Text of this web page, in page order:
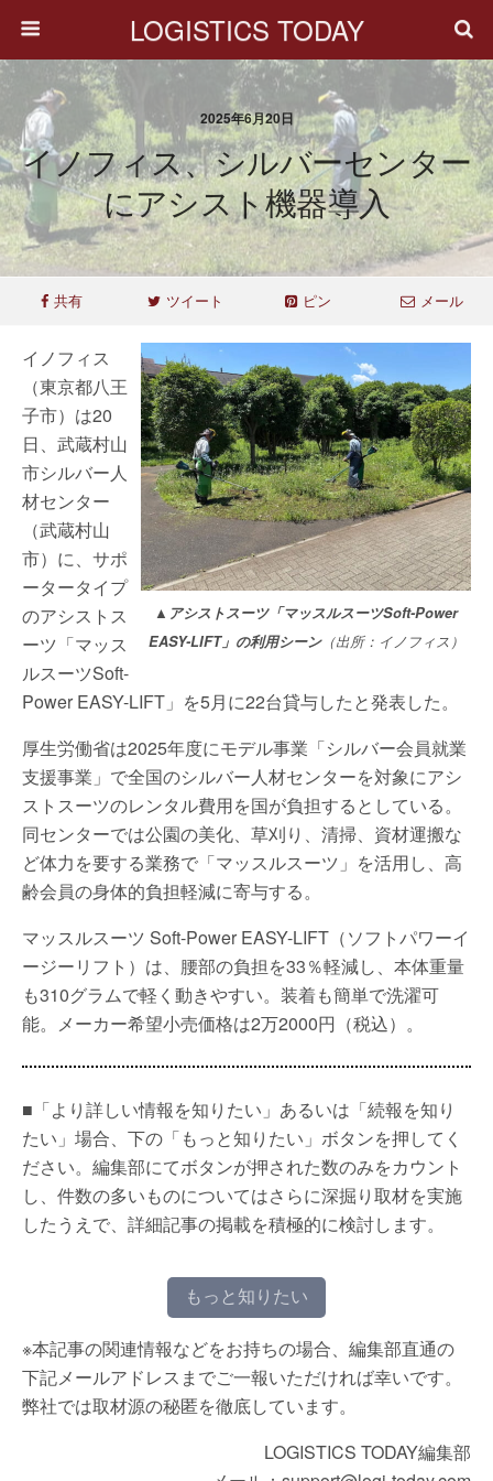
LOGISTICS TODAY
2025年6月20日
イノフィス、シルバーセンター
にアシスト機器導入
共有 ツイート ピン メール
▲アシストスーツ「マッスルスーツSoft-Power
EASY-LIFT」の利用シーン（出所：イノフィス）
イノフィス
（東京都八王
子市）は20
日、武蔵村山
市シルバー人
材センター
（武蔵村山
市）に、サポ
ータータイプ
のアシストス
ーツ「マッス
ルスーツSoft-
Power EASY-LIFT」を5月に22台貸与したと発表した。
厚生労働省は2025年度にモデル事業「シルバー会員就業
支援事業」で全国のシルバー人材センターを対象にアシ
ストスーツのレンタル費用を国が負担するとしている。
同センターでは公園の美化、草刈り、清掃、資材運搬な
ど体力を要する業務で「マッスルスーツ」を活用し、高
齢会員の身体的負担軽減に寄与する。
マッスルスーツ Soft-Power EASY-LIFT（ソフトパワーイ
ージーリフト）は、腰部の負担を33％軽減し、本体重量
も310グラムで軽く動きやすい。装着も簡単で洗濯可
能。メーカー希望小売価格は2万2000円（税込）。
■「より詳しい情報を知りたい」あるいは「続報を知り
たい」場合、下の「もっと知りたい」ボタンを押してく
ださい。編集部にてボタンが押された数のみをカウント
し、件数の多いものについてはさらに深掘り取材を実施
したうえで、詳細記事の掲載を積極的に検討します。
もっと知りたい
※本記事の関連情報などをお持ちの場合、編集部直通の
下記メールアドレスまでご一報いただければ幸いです。
弊社では取材源の秘匿を徹底しています。
LOGISTICS TODAY編集部